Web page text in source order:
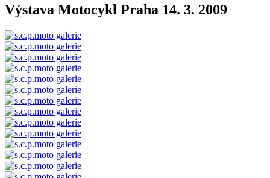
Výstava Motocykl Praha 14. 3. 2009